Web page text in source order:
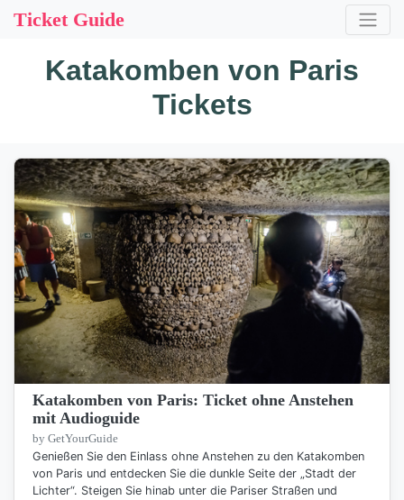
Ticket Guide
Katakomben von Paris
Tickets
Katakomben von Paris: Ticket ohne Anstehen
mit Audioguide
by GetYourGuide
Genießen Sie den Einlass ohne Anstehen zu den Katakomben
von Paris und entdecken Sie die dunkle Seite der „Stadt der
Lichter“. Steigen Sie hinab unter die Pariser Straßen und